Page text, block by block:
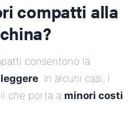
compatti alla
consentono la
. In alcuni casi, l
il che porta a minori costi